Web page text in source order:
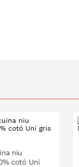
niu
cotó Uni